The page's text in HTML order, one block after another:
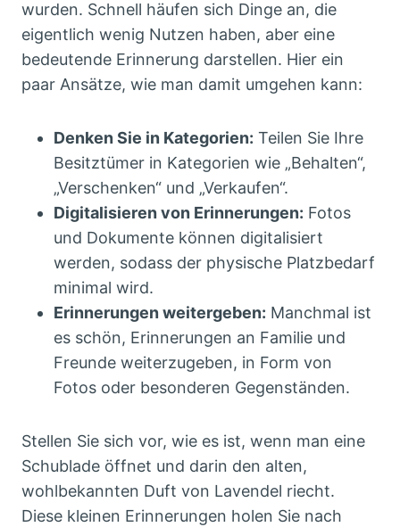
wurden. Schnell häufen sich Dinge an, die
eigentlich wenig Nutzen haben, aber eine
bedeutende Erinnerung darstellen. Hier ein
paar Ansätze, wie man damit umgehen kann:
Denken Sie in Kategorien: Teilen Sie Ihre
Besitztümer in Kategorien wie „Behalten“,
„Verschenken“ und „Verkaufen“.
Digitalisieren von Erinnerungen: Fotos
und Dokumente können digitalisiert
werden, sodass der physische Platzbedarf
minimal wird.
Erinnerungen weitergeben: Manchmal ist
es schön, Erinnerungen an Familie und
Freunde weiterzugeben, in Form von
Fotos oder besonderen Gegenständen.
Stellen Sie sich vor, wie es ist, wenn man eine
Schublade öffnet und darin den alten,
wohlbekannten Duft von Lavendel riecht.
Diese kleinen Erinnerungen holen Sie nach